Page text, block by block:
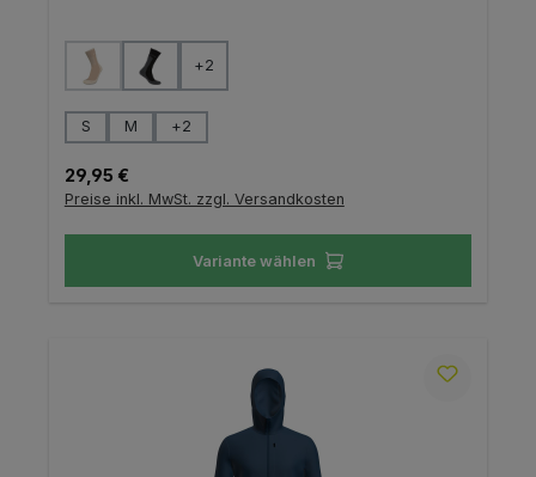
Farbe auswählen
(Diese Option ist zurzeit nicht verfügbar.)
+2
Größe auswählen
S M +2
Regulärer Preis:
29,95 €
Preise inkl. MwSt. zzgl. Versandkosten
Variante wählen